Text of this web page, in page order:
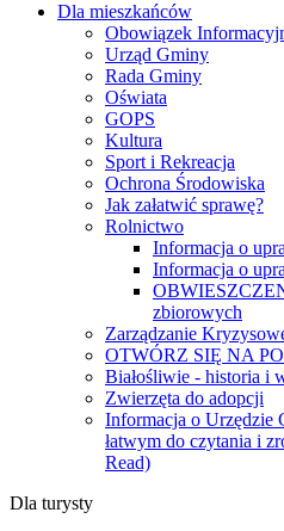
Dla mieszkańców
Obowiązek
Urząd Gminy
Rada Gminy
Oświata
GOPS
Kultura
Sport i Rekreacja
Ochrona Środowiska
Jak załatwić sprawę?
Rolnictwo
Informacja o
Informacja o
zbiorowych
Zarządzanie
OTWÓRZ SIĘ NA
Białośliwie - historia i
Zwierzęta do adopcji
Informacja o Urzędzie
łatwym do czytania i
Read)
Dla turysty